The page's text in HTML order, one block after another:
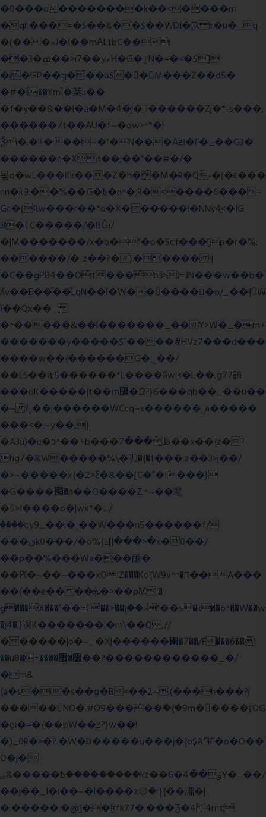
�0���o��������k��<����m
�qh���=�S��&��$��WDI�[R !r�u�_q
�(���»J�I��mΑLtbC��
��3�ߘ��>i7��yޠH�G�ٳN�=�<�$]
�i�!EP��g���aS��M���Z��d5�
�#�ΐ��YmÌ�棻k��
�f�y��&��l�a�M�4�j�ˎī������Zj�*-s���;
������7t� �AU�f~�ow>^*�!
Ѯi�;�+���~�"�N���AƶI�F�_��G3�
������n�Xn��;��"��#�/�
뇧o�wL���Kk���Z�h��M�R�Q˶�(�ɛ���
nn�k9:��%��G�߿�n^�;R�<����6���~
Gc�(Rw���r��*o�X������!�NNv4̙<�IG
B�TC�����/�BĜï/
�|M�������/x�b�"�o�Scf���[p�г�%;
������/�˱z��?�}����� |
�C��gPB4��OT���bӟ>J=JN���w��b�
ʎv��E��ͫ��ͫLqN��ſ�W���ً����o/_��{ÛW
ї��Qx��_
�^�����&��l�������_�� Y>W�_�m+
�������y�����$ߵ����#HVz7���d���
����w��{������G�_��/
��LS��ӣ;5������*L����ʬw|<�L��,g77諒
���dK�����|t��m߼�Զ?}6���qb��_��u��
�~ f˛��j������WCcq~s������˽a�����
���<�;~y��,}
�A3u)�u�ͻ^��܌b���ڟ���7��x��{z�?
hg7�&W�����%\�䶷�{�t���:z��3>j��/
�>~�����x{�2>ξ�&��[C�ˮ�I���}
�G����՗�n��O����Z ^~��靟
�5>I����o�|wx*�؎/
����qy9_��i�˻��W���n5������f/
���ٯk0���/�o%{߸[|���>�x�0��/
��p��%���Wa���酴�
��Ԗ�~��~���xOIŻ���Ko{W9v^^�ד��A���
��(��e����ܞ�>��pΜ �
g���X���ߴ��=E��>��އ��ן"��s�k��o^��W��w
�j4�.}课K�������|�m\��Q,//
������|o�~_�X|������՗�7��/F���6��|
��u8�=����߼�޾��?������������_�/
�m&
{a�s�i�s��g�B×��2~i(���h���?|
�����L.NO�.#O9�����ۙ�{�9m��ً���ӷOG
�gi�=�{��pW��ݿ?}w��!
�)_0R�>�?.�W�D�����u���j�{o$A֏F�o�O��
O�j�|
߿�����&ۻ����ۛ�����kz��ۋ��4�6Y�_��/
��j��_I�i��~�l����z۞�r}{��濎�|
�.�����:�@]��ɮfk77�.���Ʒ�4 4mt|